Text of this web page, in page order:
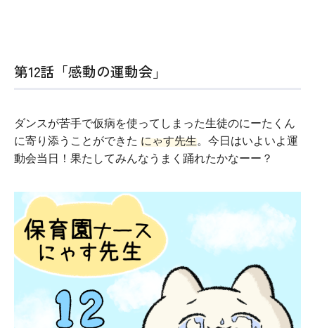
第12話「感動の運動会」
ダンスが苦手で仮病を使ってしまった生徒のにーたくん
に寄り添うことができた にゃす先生。今日はいよいよ運
動会当日！果たしてみんなうまく踊れたかなーー？